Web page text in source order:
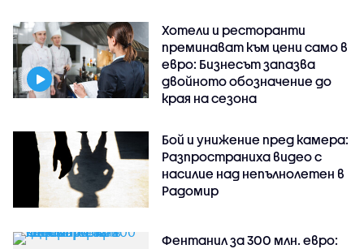
Хотели и ресторанти
преминават към цени само в
евро: Бизнесът запазва
двойното обозначение до
края на сезона
Бой и унижение пред камера:
Разпространиха видео с
насилие над непълнолетен в
Радомир
Фентанил за 300 млн. евро: